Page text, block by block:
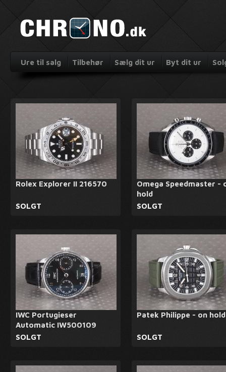
Ure til salg Tilbehør Sælg dit ur Byt dit ur
Rolex Explorer II 216570
SOLGT
Omega Speedmaster -
hold
SOLGT
IWC Portugieser
Automatic IW500109
SOLGT
Patek Philippe - on hold
SOLGT